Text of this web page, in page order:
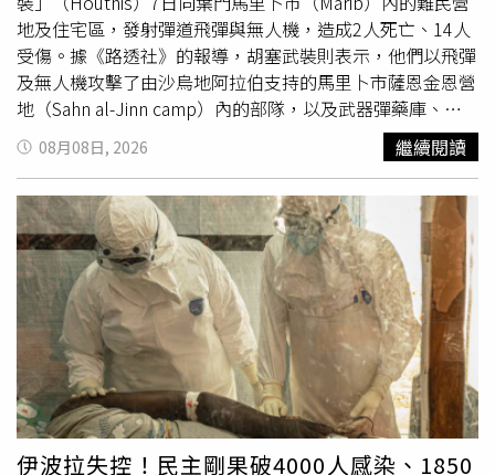
地及住宅區，發射彈道飛彈與無人機，造成2人死亡、14人
受傷。據《路透社》的報導，胡塞武裝則表示，他們以飛彈
及無人機攻擊了由沙烏地阿拉伯支持的馬里卜市薩恩金恩營
地（Sahn al-Jinn camp）內的部隊，以及武器彈藥庫、車
輛和軍事裝備。《路透社》無法獨立核實任何一方的說法。
此次攻擊的前一天，馬里卜省（Marib Governorate）與哈
德拉茅省（Hadramawt Governorate）多處軍營遭到攻
擊，造成至少30名葉門政府軍士兵死亡，成為數個月來最致
命的升級事件之一。胡塞武裝此前宣稱，他們在偵測到沙烏
地軍方的大規模集結後，6日對這2個省份內的沙烏地軍事部
署發動攻擊，同時指控該場軍事集結是為了向胡塞武裝控制
的地區，發動新一輪軍事行動。對此，聯合國葉門問題特使
格倫德伯格（Hans Grundberg）7日表示，馬里卜省與哈德
拉茅省近期發生的攻擊，加上紅海（Red Sea）與亞丁灣
（Gulf of Aden）商業航運重新遭到攻擊，使葉門面臨自
2022年4月聯合國斡旋促成停火協議以來，爆發新一輪大規
模衝突的最高風險。格倫德伯格敦促所有各方採取最大限度
08月08日, 2026 繼續閱讀
伊波拉失控！民主剛果破4000人感染、1850